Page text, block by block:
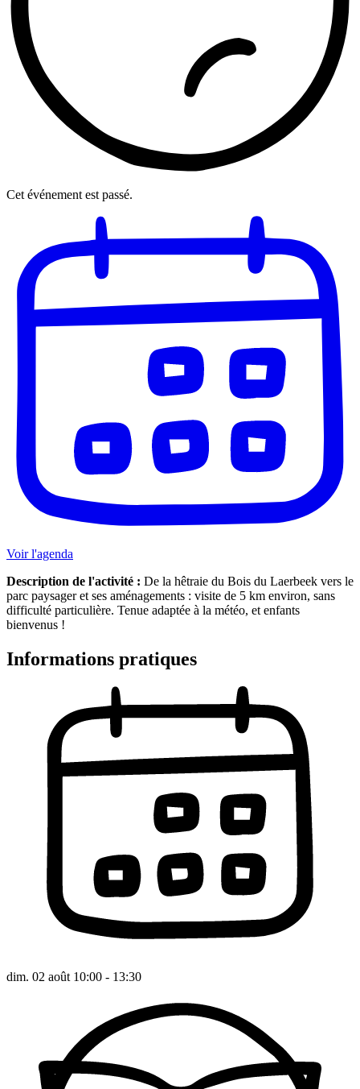
Cet événement est passé.
Voir l'agenda
Description de l'activité : De la hêtraie du Bois du Laerbeek vers le
parc paysager et ses aménagements : visite de 5 km environ, sans
difficulté particulière. Tenue adaptée à la météo, et enfants
bienvenus !
Informations pratiques
dim. 02 août 10:00 - 13:30